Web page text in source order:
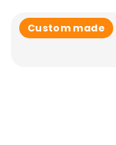
Custom made